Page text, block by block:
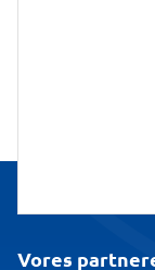
Vores